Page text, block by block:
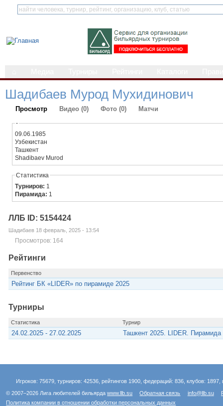
Шадибаев Мурод Мухидинович
Просмотр Видео (0) Фото (0) Матчи
-
09.06.1985
Узбекистан
Ташкент
Shadibaev Murod
Статистика
Турниров: 1
Пирамида: 1
ЛЛБ ID: 5154424
Шадибаев 18 февраль, 2025 - 13:54
Просмотров: 164
Рейтинги
Первенство
Рейтинг БК «LIDER» по пирамиде 2025
Турниры
Статистика Турнир
24.02.2025 - 27.02.2025 Ташкент 2025. LIDER.
Игроков: 75679, турниров: 42536, рейтингов 1900, федераций: 836, клубов:
© 2007–2026 Лига любителей бильярдаwww.llb.su Обратная связь info@llb.su
Политика компании в отношении обработки персональных данных